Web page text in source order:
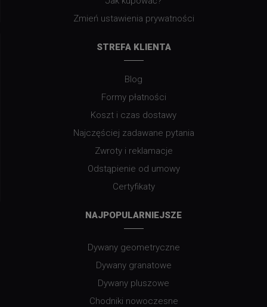
Zmień ustawienia prywatności
STREFA KLIENTA
Blog
Formy płatności
Koszt i czas dostawy
Najczęściej zadawane pytania
Zwroty i reklamacje
Odstąpienie od umowy
Certyfikaty
NAJPOPULARNIEJSZE
Dywany geometryczne
Dywany granatowe
Dywany pluszowe
Chodniki nowoczesne